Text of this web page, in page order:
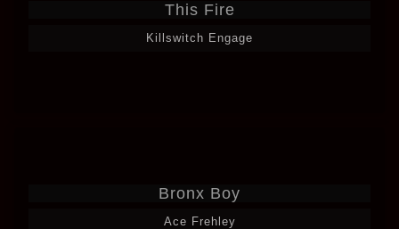
This Fire
Killswitch Engage
Bronx Boy
Ace Frehley